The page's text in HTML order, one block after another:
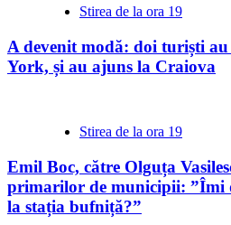
Stirea de la ora 19
A devenit modă: doi turiști
York, și au ajuns la Craiova
Stirea de la ora 19
Emil Boc, către Olguța
primarilor de municipii: ”Îmi
la stația bufniță?”